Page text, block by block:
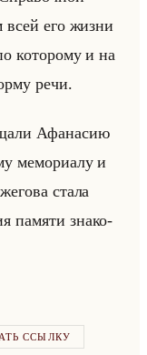
всей его жизни
ко­то­ро­му и на
речи.
Афа­на­сию
ме­мо­ри­алу и
стала
па­мя­ти зна­ко­
ССЫЛКУ